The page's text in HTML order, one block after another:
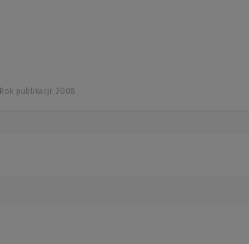
Rok publikacji: 2008